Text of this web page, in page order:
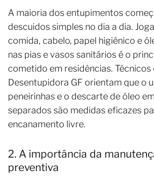
A maioria dos entupimentos
descuidos simples no dia a dia.
comida, cabelo, papel higiênico e
nas pias e vasos sanitários é o
cometido em residências. Técnicos
Desentupidora GF orientam que o
peneirinhas e o descarte de óleo
separados são medidas eficazes
encanamento livre.
2. A importância da
preventiva